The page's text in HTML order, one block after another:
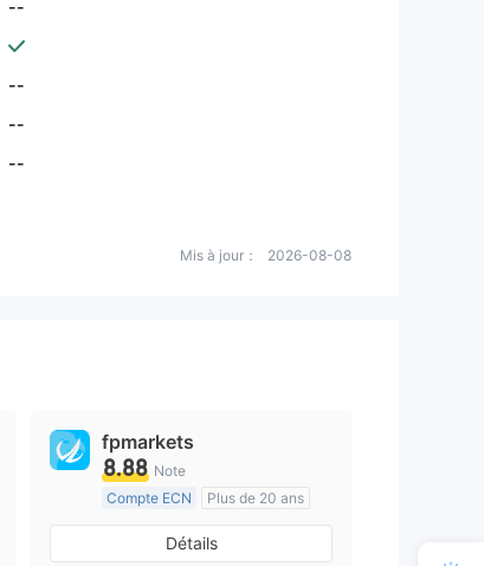
--
--
--
--
Mis à jour： 2026-08-08
fpmarkets
8.88 Note
Compte ECN
Plus de 20 ans
Réglementation de Australie
Market Making (MM)
Détails